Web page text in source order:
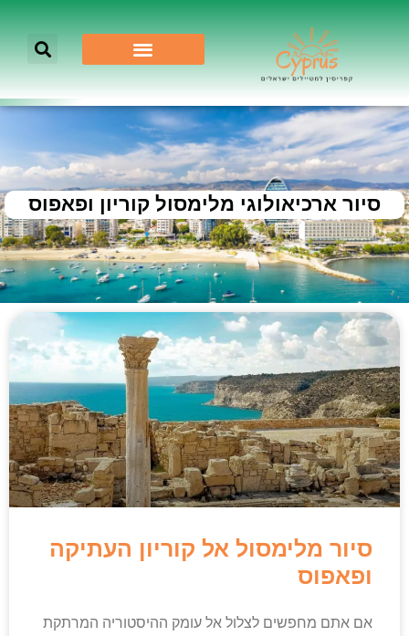
סיור ארכיאולוגי מלימסול קוריון ופאפוס
סיור מלימסול אל קוריון העתיקה
ופאפוס
אם אתם מחפשים לצלול אל עומק ההיסטוריה המרתקת